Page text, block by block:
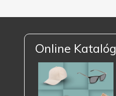
Online Katalóg